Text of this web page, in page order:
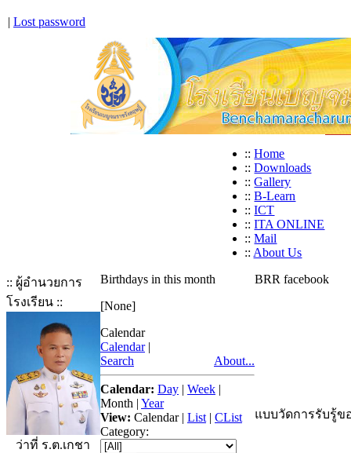
| Lost password
:: Home
:: Downloads
:: Gallery
:: B-Learn
:: ICT
:: ITA ONLINE
:: Mail
:: About Us
:: ผู้อำนวยการ
โรงเรียน ::
ว่าที่ ร.ต.เกชา
Birthdays in this month
[None]
Calendar
Calendar |
Search
About...
Calendar: Day | Week |
Month | Year
View: Calendar| List | CList
Category:
BRR facebook
แบบวัดการรับรู้ข